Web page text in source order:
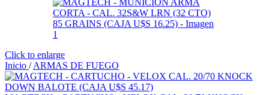
Click to enlarge
Inicio / ARMAS DE FUEGO